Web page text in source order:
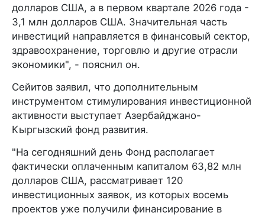
долларов США, а в первом квартале 2026 года -
3,1 млн долларов США. Значительная часть
инвестиций направляется в финансовый сектор,
здравоохранение, торговлю и другие отрасли
экономики", - пояснил он.
Сейитов заявил, что дополнительным
инструментом стимулирования инвестиционной
активности выступает Азербайджано-
Кыргызский фонд развития.
"На сегодняшний день Фонд располагает
фактически оплаченным капиталом 63,82 млн
долларов США, рассматривает 120
инвестиционных заявок, из которых восемь
проектов уже получили финансирование в